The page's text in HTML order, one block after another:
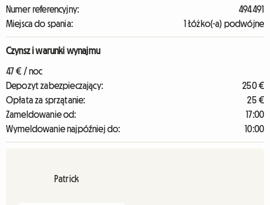
Numer referencyjny:
494491
Miejsca do spania:
1 Łóżko(-a) podwójne
Czynsz i warunki wynajmu
47 € / noc
Depozyt zabezpieczający:
250 €
Opłata za sprzątanie:
25 €
Zameldowanie od:
17:00
Wymeldowanie najpóźniej do:
10:00
Patrick